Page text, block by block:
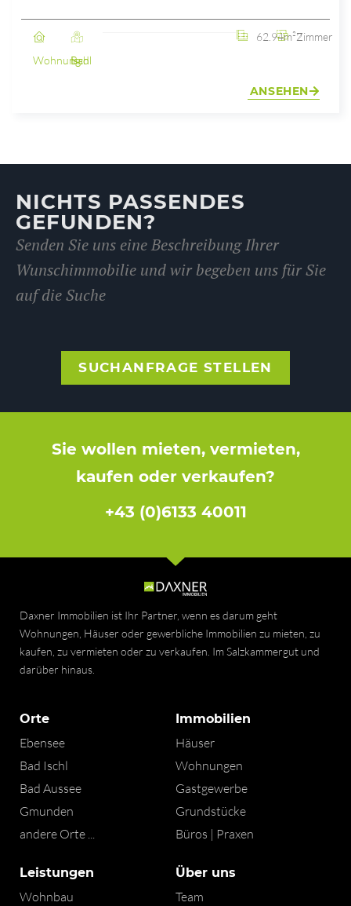
WohnungBad Ischl
62.94m²2 Zimmer
ANSEHEN
NICHTS PASSENDES
GEFUNDEN?
Senden Sie uns eine Beschreibung Ihrer
Wunschimmobilie und wir begeben uns für Sie
auf die Suche
SUCHANFRAGE STELLEN
Sie wollen mieten, vermieten,
kaufen oder verkaufen?
+43 (0)6133 40011
Daxner Immobilien ist Ihr Partner, wenn es darum geht
Wohnungen, Häuser oder gewerbliche Immobilien zu mieten, zu
kaufen, zu vermieten oder zu verkaufen. Im Salzkammergut und
darüber hinaus.
Orte
Ebensee
Bad Ischl
Bad Aussee
Gmunden
andere Orte ...
Immobilien
Häuser
Wohnungen
Gastgewerbe
Grundstücke
Büros | Praxen
Leistungen
Wohnbau
Über uns
Team